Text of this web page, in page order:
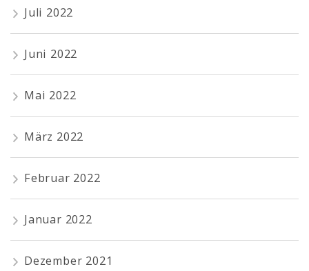
Juli 2022
Juni 2022
Mai 2022
März 2022
Februar 2022
Januar 2022
Dezember 2021